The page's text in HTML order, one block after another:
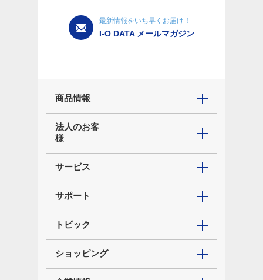
最新情報をいち早くお届け！
I-O DATA メールマガジン
商品情報
法人のお客
様
サービス
サポート
トピック
ショッピング